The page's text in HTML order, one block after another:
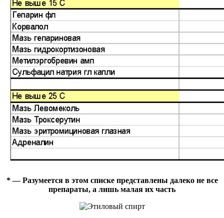
* — Разумеется в этом списке представлены далеко не все
препараты, а лишь малая их часть